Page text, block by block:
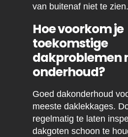
van buitenaf niet te zien.
Hoe voorkom je
toekomstige
dakproblemen
onderhoud?
Goed dakonderhoud
meeste daklekkages.
regelmatig te laten
dakgoten schoon te